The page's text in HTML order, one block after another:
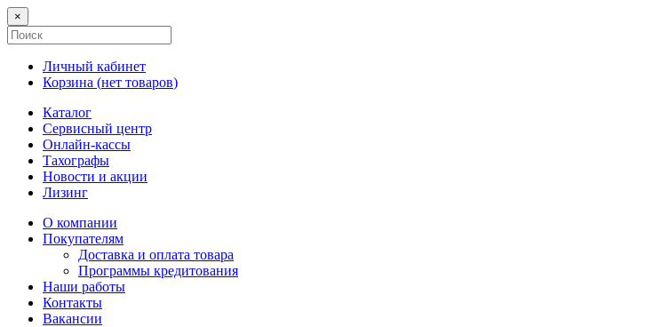
×
Личный кабинет
Корзина (нет товаров)
Каталог
Сервисный центр
Онлайн-кассы
Тахографы
Новости и акции
Лизинг
О компании
Покупателям
Доставка и оплата товара
Программы кредитования
Наши работы
Контакты
Вакансии